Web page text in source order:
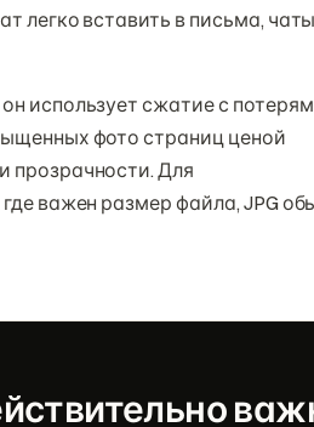
легко вставить в письма,
использует сжатие с
фото страниц ценой
прозрачности. Для
важен размер файла, JPG